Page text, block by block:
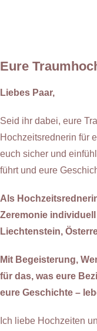
Eure
Liebes Paar,
Seid ihr dabei, eure
Hochzeitsrednerin für
euch sicher und
führt und eure
Als
Zeremonie
Liechtenstein,
Mit Begeisterung,
für das, was eure
eure Geschichte –
Ich liebe Hochzeiten